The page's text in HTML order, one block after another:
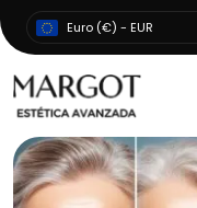
Euro (€) - EUR